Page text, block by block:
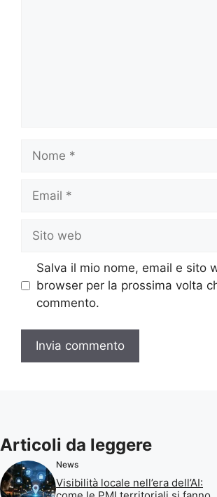
web
Salva il mio nome, email e sito
browser per la prossima volta
commento.
Articoli da leggere
News
Visibilità locale nell’era dell’AI: